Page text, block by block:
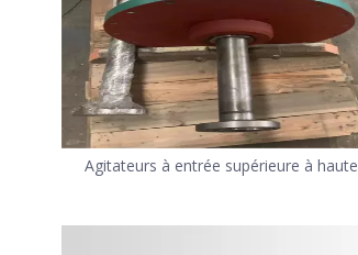
Agitateurs à entrée supérieure à haute